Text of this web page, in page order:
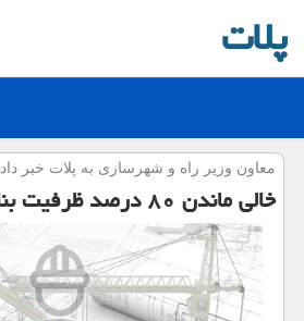
پلات
معاون وزیر راه و شهرسازی به پلات خبر داد
خالی ماندن ۸۰ درصد ظرفیت بنادر شمالی